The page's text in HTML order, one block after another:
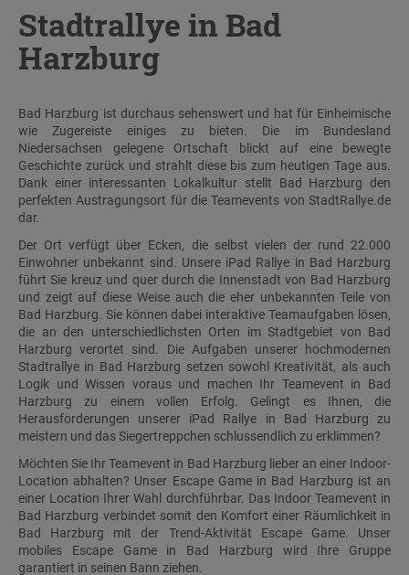
Stadtrallye in Bad
Harzburg
Bad Harzburg ist durchaus sehenswert und hat für Einheimische
wie Zugereiste einiges zu bieten. Die im Bundesland
Niedersachsen gelegene Ortschaft blickt auf eine bewegte
Geschichte zurück und strahlt diese bis zum heutigen Tage aus.
Dank einer interessanten Lokalkultur stellt Bad Harzburg den
perfekten Austragungsort für die Teamevents von StadtRallye.de
dar.
Der Ort verfügt über Ecken, die selbst vielen der rund 22.000
Einwohner unbekannt sind. Unsere iPad Rallye in Bad Harzburg
führt Sie kreuz und quer durch die Innenstadt von Bad Harzburg
und zeigt auf diese Weise auch die eher unbekannten Teile von
Bad Harzburg. Sie können dabei interaktive Teamaufgaben lösen,
die an den unterschiedlichsten Orten im Stadtgebiet von Bad
Harzburg verortet sind. Die Aufgaben unserer hochmodernen
Stadtrallye in Bad Harzburg setzen sowohl Kreativität, als auch
Logik und Wissen voraus und machen Ihr Teamevent in Bad
Harzburg zu einem vollen Erfolg. Gelingt es Ihnen, die
Herausforderungen unserer iPad Rallye in Bad Harzburg zu
meistern und das Siegertreppchen schlussendlich zu erklimmen?
Möchten Sie Ihr Teamevent in Bad Harzburg lieber an einer Indoor-
Location abhalten? Unser Escape Game in Bad Harzburg ist an
einer Location Ihrer Wahl durchführbar. Das Indoor Teamevent in
Bad Harzburg verbindet somit den Komfort einer Räumlichkeit in
Bad Harzburg mit der Trend-Aktivität Escape Game. Unser
mobiles Escape Game in Bad Harzburg wird Ihre Gruppe
garantiert in seinen Bann ziehen.